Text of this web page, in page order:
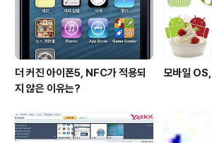
더 커진 아이폰5, NFC가 적용되
지 않은 이유는?
모바일